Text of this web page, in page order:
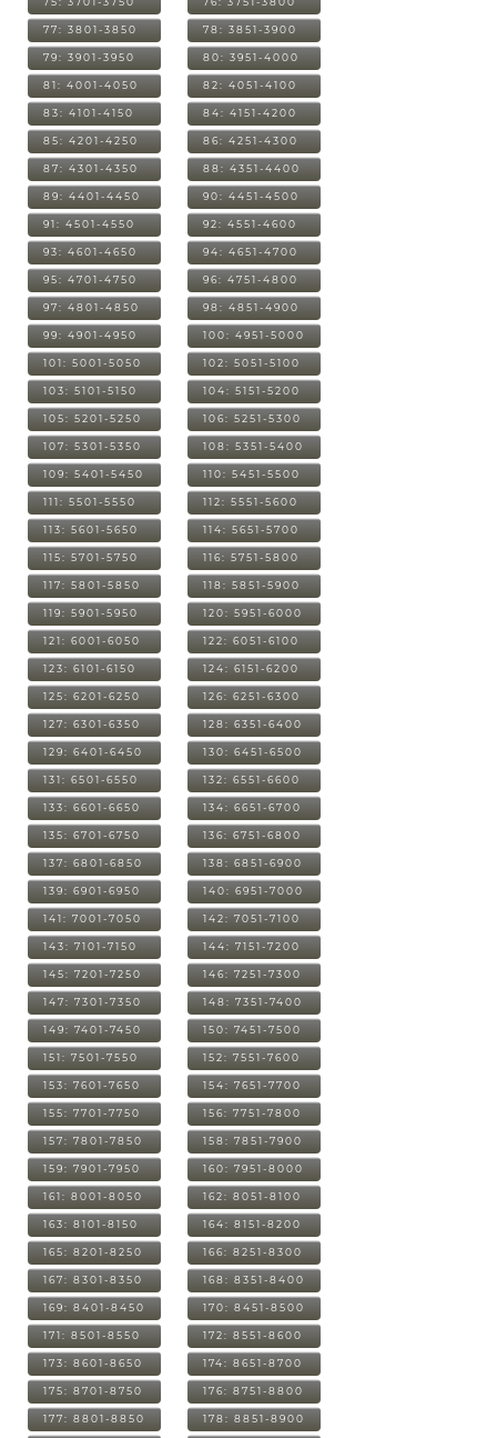
77: 3801-3850 78: 3851-3900
79: 3901-3950 80: 3951-4000
81: 4001-4050 82: 4051-4100
83: 4101-4150 84: 4151-4200
85: 4201-4250 86: 4251-4300
87: 4301-4350 88: 4351-4400
89: 4401-4450 90: 4451-4500
91: 4501-4550 92: 4551-4600
93: 4601-4650 94: 4651-4700
95: 4701-4750 96: 4751-4800
97: 4801-4850 98: 4851-4900
99: 4901-4950 100: 4951-5000
101: 5001-5050 102: 5051-5100
103: 5101-5150 104: 5151-5200
105: 5201-5250 106: 5251-5300
107: 5301-5350 108: 5351-5400
109: 5401-5450 110: 5451-5500
111: 5501-5550 112: 5551-5600
113: 5601-5650 114: 5651-5700
115: 5701-5750 116: 5751-5800
117: 5801-5850 118: 5851-5900
119: 5901-5950 120: 5951-6000
121: 6001-6050 122: 6051-6100
123: 6101-6150 124: 6151-6200
125: 6201-6250 126: 6251-6300
127: 6301-6350 128: 6351-6400
129: 6401-6450 130: 6451-6500
131: 6501-6550 132: 6551-6600
133: 6601-6650 134: 6651-6700
135: 6701-6750 136: 6751-6800
137: 6801-6850 138: 6851-6900
139: 6901-6950 140: 6951-7000
141: 7001-7050 142: 7051-7100
143: 7101-7150 144: 7151-7200
145: 7201-7250 146: 7251-7300
147: 7301-7350 148: 7351-7400
149: 7401-7450 150: 7451-7500
151: 7501-7550 152: 7551-7600
153: 7601-7650 154: 7651-7700
155: 7701-7750 156: 7751-7800
157: 7801-7850 158: 7851-7900
159: 7901-7950 160: 7951-8000
161: 8001-8050 162: 8051-8100
163: 8101-8150 164: 8151-8200
165: 8201-8250 166: 8251-8300
167: 8301-8350 168: 8351-8400
169: 8401-8450 170: 8451-8500
171: 8501-8550 172: 8551-8600
173: 8601-8650 174: 8651-8700
175: 8701-8750 176: 8751-8800
177: 8801-8850 178: 8851-8900